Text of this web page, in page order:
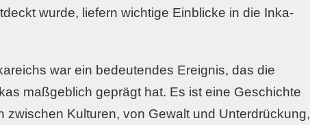
wurde, liefern wichtige Einblicke in die Inka-
war ein bedeutendes Ereignis, das die
maßgeblich geprägt hat. Es ist eine Geschichte
zwischen Kulturen, von Gewalt und Unterdrückung,